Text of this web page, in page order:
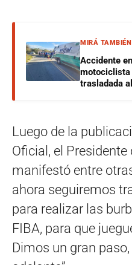
MIRÁ TAMBIÉN
Accidente
motociclista
trasladada
Luego de la
Oficial, el
manifestó entre
ahora seguiremos
para realizar las
FIBA, para que
Dimos un gran